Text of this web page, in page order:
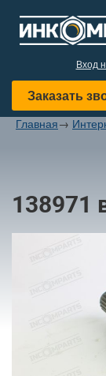
Вход
Заказать
Главная→
138971